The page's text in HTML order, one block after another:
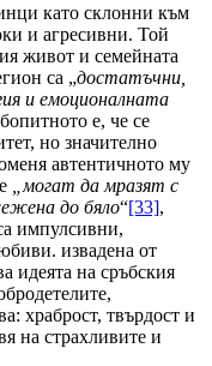
като склонни към
и агресивни. Той
живот и семейната
са „достатъчни,
и емоционалната
е, че се
но значително
автентичното му
„могат да мразят с
до бяло“[33],
импулсивни,
извадена от
идеята на сръбския
храброст, твърдост и
на страхливите и